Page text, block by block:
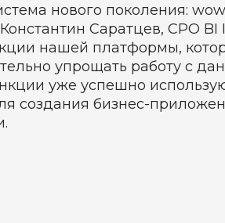
нового поколения:
Саратцев, CPO
нашей платформы,
упрощать работу с
уже успешно
создания бизнес-